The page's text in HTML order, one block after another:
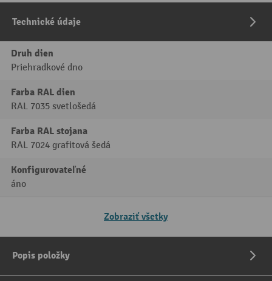
Technické údaje
Druh dien
Priehradkové dno
Farba RAL dien
RAL 7035 svetlošedá
Farba RAL stojana
RAL 7024 grafitová šedá
Konfigurovateľné
áno
Zobraziť všetky
Popis položky